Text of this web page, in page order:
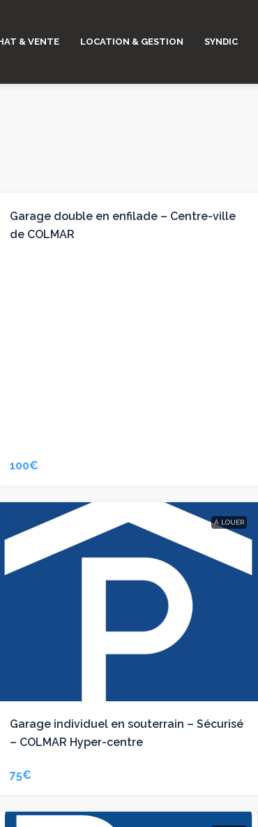
& VENTE LOCATION & GESTION SYNDIC
À LOUER
Garage double en enfilade – Centre-ville
de COLMAR
100€
À LOUER
Garage individuel en souterrain – Sécurisé
– COLMAR Hyper-centre
75€